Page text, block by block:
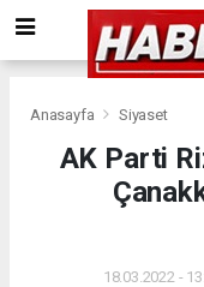
Anasayfa Siyaset
AK Parti
18.03.2022 -